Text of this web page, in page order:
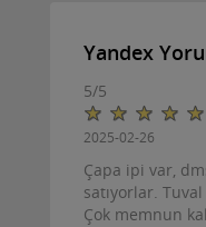
Yandex
5/5
2025-02-26
Çapa ipi var,
satıyorlar.
Çok memnun